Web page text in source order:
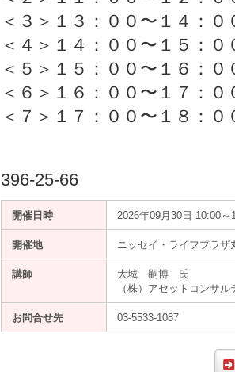
＜３＞１３：００〜１４：
＜４＞１４：００〜１５：
＜５＞１５：００〜１６：０
＜６＞１６：００〜１７：
＜７＞１７：００〜１８：０
396-25-66
開催日時 2026年09月30日 10:00
開催地 ニッセイ・ライフプラ
講師
大城 嗣博 氏
（株）アセットコンサ
お問合せ先 03-5533-1087